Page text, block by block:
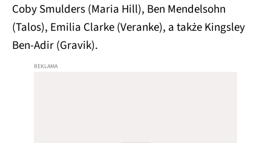
Coby Smulders (Maria Hill), Ben Mendelsohn
(Talos), Emilia Clarke (Veranke), a także Kingsley
Ben-Adir (Gravik).